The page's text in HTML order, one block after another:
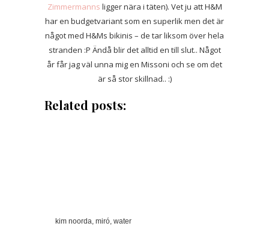
Zimmermanns ligger nära i täten). Vet ju att H&M
har en budgetvariant som en superlik men det är
något med H&Ms bikinis – de tar liksom över hela
stranden :P Ändå blir det alltid en till slut.. Något
år får jag väl unna mig en Missoni och se om det
är så stor skillnad.. :)
Related posts:
kim noorda, miró, water